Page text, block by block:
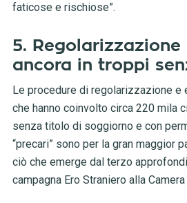
faticose e rischiose”.
5. Regolarizzazione
ancora in troppi
Le procedure di regolarizzazione e
che hanno coinvolto circa 220 mila
senza titolo di soggiorno e con
“precari” sono per la gran maggior
ciò che emerge dal terzo
campagna Ero Straniero alla